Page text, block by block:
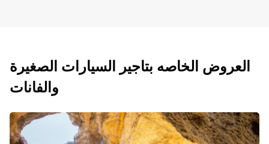
العروض الخاصه بتاجير السيارات الصغيرة
والفانات